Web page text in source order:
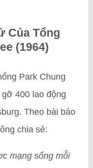
Của Tổng
(1964)
Park Chung
400 lao động
Theo bài báo
chia sẻ:
mạng sống mỗi